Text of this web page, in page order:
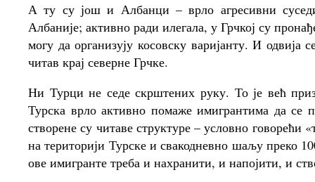
А ту су још и Албанци – врло агресивни
Албаније; активно ради илегала, у Грчкој су
могу да организују косовску варијанту. И
читав крај северне Грчке.
Ни Турци не седе скрштених руку. То је већ
Турска врло активно помаже имигрантима да се
створене су читаве структуре – условно говорећи
на територији Турске и свакодневно шаљу преко
ове имигранте треба и нахранити, и напојити, и